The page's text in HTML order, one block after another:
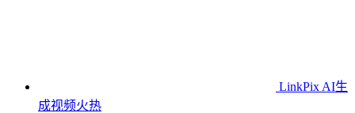
LinkPix AI生
成视频火热